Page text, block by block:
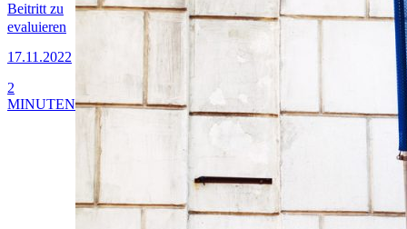
Beitritt zu
evaluieren
17.11.2022
2
MINUTEN